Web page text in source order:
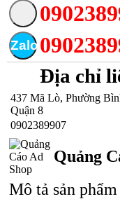
Zalo
Địa chỉ
437 Mã Lò, Phường
Quận 8
0902389907
Quảng
Mô tả sản phẩm